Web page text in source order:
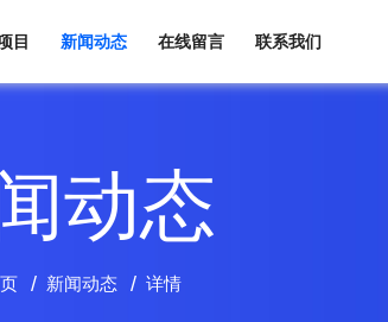
目 新闻动态 在线留言 联系我们
动态
新闻动态 详情